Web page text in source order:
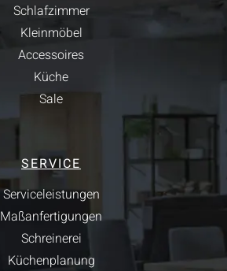
Schlafzimmer
Kleinmöbel
Accessoires
Küche
Sale
SERVICE
Serviceleistungen
Maßanfertigungen
Schreinerei
Küchenplanung